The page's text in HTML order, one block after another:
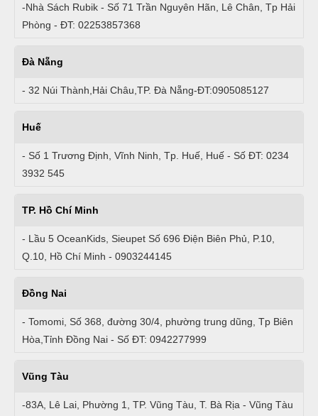
-Nhà Sách Rubik - Số 71 Trần Nguyên Hãn, Lê Chân, Tp Hải
Phòng - ĐT: 02253857368
Đà Nẵng
- 32 Núi Thành,Hải Châu,TP. Đà Nẵng-ĐT:0905085127
Huế
- Số 1 Trương Định, Vĩnh Ninh, Tp. Huế, Huế - Số ĐT: 0234
3932 545
TP. Hồ Chí Minh
- Lầu 5 OceanKids, Sieupet Số 696 Điện Biên Phủ, P.10,
Q.10, Hồ Chí Minh - 0903244145
Đồng Nai
- Tomomi, Số 368, đường 30/4, phường trung dũng, Tp Biên
Hòa,Tỉnh Đồng Nai - Số ĐT: 0942277999
Vũng Tàu
-83A, Lê Lai, Phường 1, TP. Vũng Tàu, T. Bà Rịa - Vũng Tàu